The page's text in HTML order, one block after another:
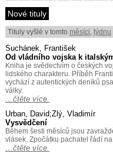
Nové tituly
Tituly vyšlé v tomto měsíci, týdnu
Suchánek, František
Od vládního vojska k
Kniha je svědectvím o českých
lidského charakteru. Příběh
vychází z autentických deníků
války.
…čtěte více.
Urban, David;Zlý, Vladimír
Vysvědčení
Během šesti měsíců jsou
vlásek. Zpočátku pachatel řádí
…čtěte více.